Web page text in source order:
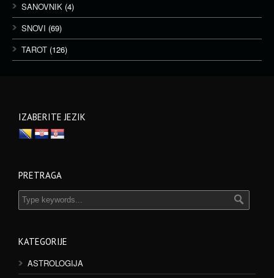
SANOVNIK (4)
SNOVI (69)
TAROT (126)
IZABERITE JEZIK
PRETRAGA
KATEGORIJE
ASTROLOGIJA